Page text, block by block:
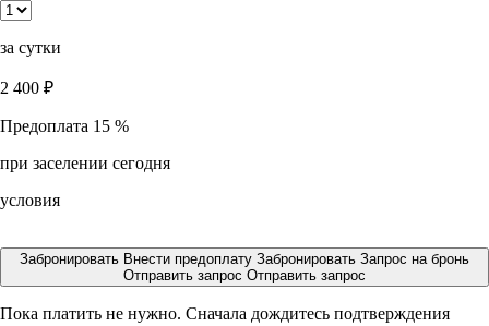
за сутки
2 400 ₽
Предоплата 15 %
при заселении сегодня
условия
Забронировать Внести предоплату Забронировать Запрос на бронь
Отправить запрос Отправить запрос
Пока платить не нужно. Сначала дождитесь подтверждения